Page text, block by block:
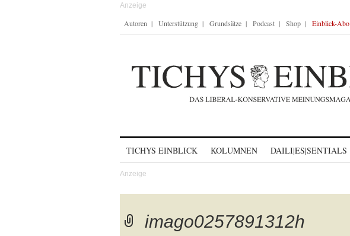
Autoren Unterstützung Grundsätze Podcast Shop Einblick-Abo
TICHYS EINBLICK KOLUMNEN DAILI|ES|SENTIALS
imago0257891312h